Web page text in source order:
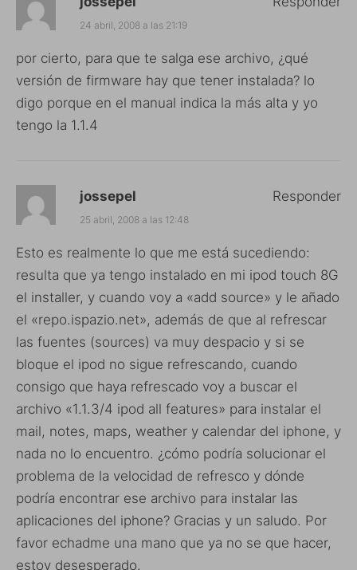
24 abril, 2008 a las 21:19
por cierto, para que te salga ese archivo, ¿qué
versión de firmware hay que tener instalada? lo
digo porque en el manual indica la más alta y yo
tengo la 1.1.4
jossepel
25 abril, 2008 a las 12:48
Esto es realmente lo que me está sucediendo:
resulta que ya tengo instalado en mi ipod touch 8G
el installer, y cuando voy a «add source» y le añado
el «repo.ispazio.net», además de que al refrescar
las fuentes (sources) va muy despacio y si se
bloque el ipod no sigue refrescando, cuando
consigo que haya refrescado voy a buscar el
archivo «1.1.3/4 ipod all features» para instalar el
mail, notes, maps, weather y calendar del iphone, y
nada no lo encuentro. ¿cómo podría solucionar el
problema de la velocidad de refresco y dónde
podría encontrar ese archivo para instalar las
aplicaciones del iphone? Gracias y un saludo. Por
favor echadme una mano que ya no se que hacer,
estoy desesperado.
Responder